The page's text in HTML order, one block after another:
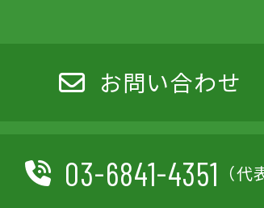
お問い合わせ
03-6841-4351 （代